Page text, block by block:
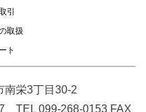
引
取扱
ト
栄3丁目30-2
TEL 099-268-0153 FAX